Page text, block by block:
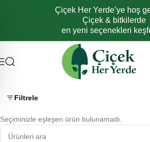
Navigasyona atlaÇiçek Her Yerde’ye hoş
Çiçek & bitkilerde
en yeni seçenekleri
Filtrele
Seçiminizle eşleşen ürün bulunamadı.